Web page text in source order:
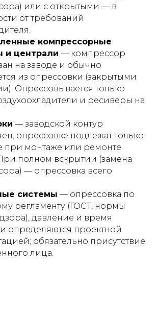
или с открытыми — в
от требований
компрессорные
и централи — компрессор
на заводе и обычно
из опрессовки (закрытыми
Опрессовывается только
и ресиверы на
— заводской контур
опрессовке подлежат только
при монтаже или ремонте
полном вскрытии (замена
— опрессовка всего
системы — опрессовка по
регламенту (ГОСТ, нормы
давление и время
определяются проектной
обязательно присутствие
лица.